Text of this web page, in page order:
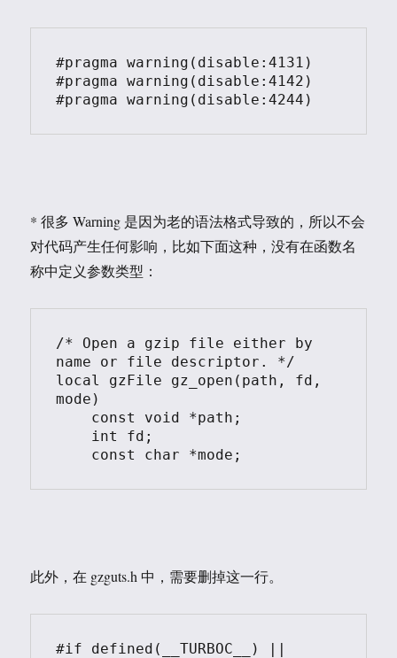
#pragma warning(disable:4131)
#pragma warning(disable:4142)
#pragma warning(disable:4244)
* 很多 Warning 是因为老的语法格式导致的，所以不会
对代码产生任何影响，比如下面这种，没有在函数名
称中定义参数类型：
/* Open a gzip file either by
name or file descriptor. */
local gzFile gz_open(path, fd,
mode)
    const char *mode;
此外，在 gzguts.h 中，需要删掉这一行。
#if defined(__TURBOC__) ||